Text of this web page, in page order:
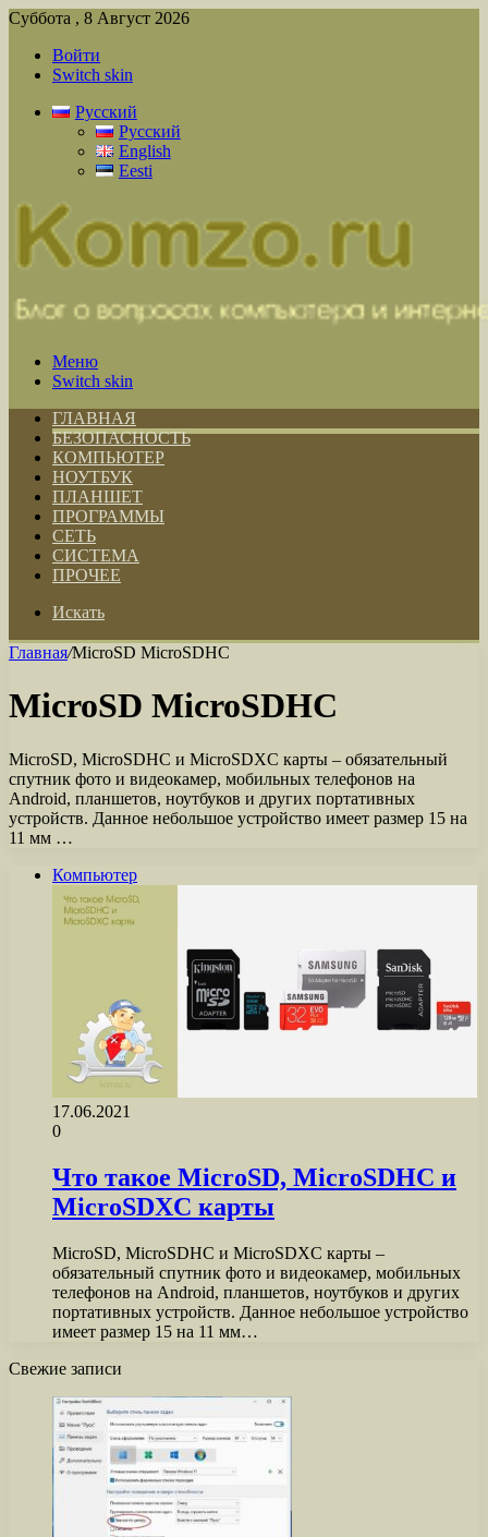
Суббота , 8 Август 2026
Войти
Switch skin
Русский
Русский
English
Eesti
Меню
Switch skin
ГЛАВНАЯ
БЕЗОПАСНОСТЬ
КОМПЬЮТЕР
НОУТБУК
ПЛАНШЕТ
ПРОГРАММЫ
СЕТЬ
СИСТЕМА
ПРОЧЕЕ
Искать
Главная/MicroSD MicroSDHC
MicroSD MicroSDHC
MicroSD, MicroSDHC и MicroSDXC карты – обязательный
спутник фото и видеокамер, мобильных телефонов на
Android, планшетов, ноутбуков и других портативных
устройств. Данное небольшое устройство имеет размер 15 на
11 мм …
Компьютер
17.06.2021
0
Что такое MicroSD, MicroSDHC и
MicroSDXC карты
MicroSD, MicroSDHC и MicroSDXC карты –
обязательный спутник фото и видеокамер, мобильных
телефонов на Android, планшетов, ноутбуков и других
портативных устройств. Данное небольшое устройство
имеет размер 15 на 11 мм…
Свежие записи